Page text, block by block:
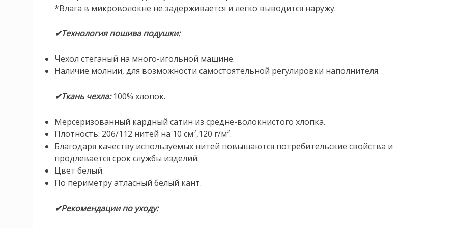
*Влага в микроволокне не задерживается и легко выводится наружу.
✔Технология пошива подушки:
Чехол стеганый на много-игольной машине.
Наличие молнии, для возможности самостоятельной регулировки наполнителя.
✔Ткань чехла: 100% хлопок.
Мерсеризованный кардный сатин из средне-волокнистого хлопка.
Плотность: 206/112 нитей на 10 см²,120 г/м².
Благодаря качеству используемых нитей повышаются потребительские свойства и
продлевается срок службы изделий.
Цвет белый.
По периметру атласный белый кант.
✔Рекомендации по уходу: